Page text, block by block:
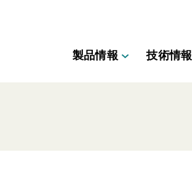
製品情報 技術情報